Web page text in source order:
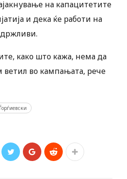
на капацитетите
и дека ќе работи на
како што кажа, нема да
ветил во кампањата, рече